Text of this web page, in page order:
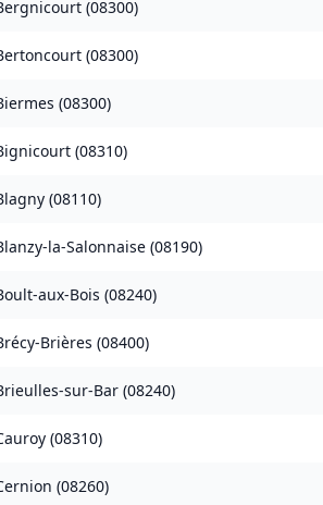
(08300)
(08300)
(08300)
(08310)
(08110)
la-Salonnaise (08190)
aux-Bois (08240)
Brières (08400)
sur-Bar (08240)
(08310)
(08260)